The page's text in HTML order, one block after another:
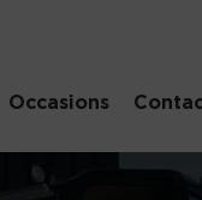
Occasions